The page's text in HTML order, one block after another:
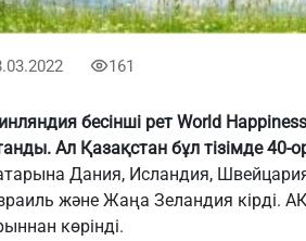
161
бесінші рет World
Ал Қазақстан бұл тізімде 40-
Дания, Исландия,
және Жаңа Зеландия кірді.
көрінді.